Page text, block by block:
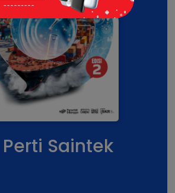
Saintek